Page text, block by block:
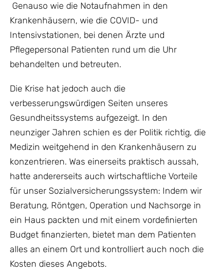
Genauso wie die Notaufnahmen in den
Krankenhäusern, wie die COVID- und
Intensivstationen, bei denen Ärzte und
Pflegepersonal Patienten rund um die Uhr
behandelten und betreuten.
Die Krise hat jedoch auch die
verbesserungswürdigen Seiten unseres
Gesundheitssystems aufgezeigt. In den
neunziger Jahren schien es der Politik richtig, die
Medizin weitgehend in den Krankenhäusern zu
konzentrieren. Was einerseits praktisch aussah,
hatte andererseits auch wirtschaftliche Vorteile
für unser Sozialversicherungssystem: Indem wir
Beratung, Röntgen, Operation und Nachsorge in
ein Haus packten und mit einem vordefinierten
Budget finanzierten, bietet man dem Patienten
alles an einem Ort und kontrolliert auch noch die
Kosten dieses Angebots.